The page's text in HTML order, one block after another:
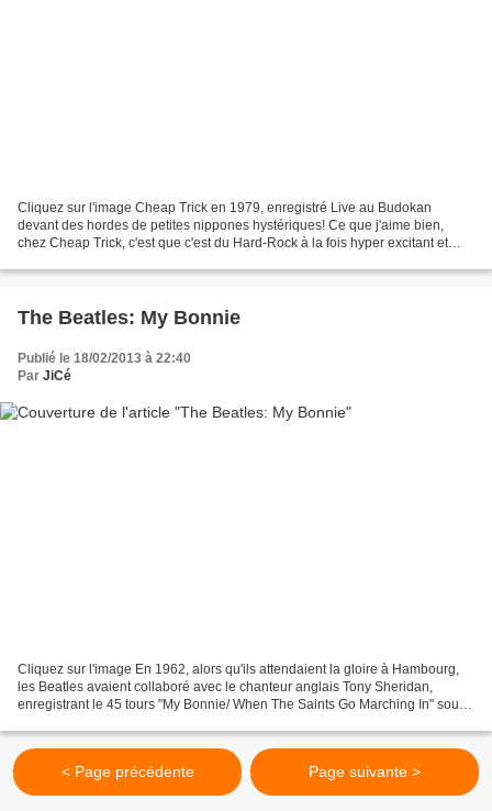
Cliquez sur l'image Cheap Trick en 1979, enregistré Live au Budokan
devant des hordes de petites nippones hystériques! Ce que j'aime bien,
chez Cheap Trick, c'est que c'est du Hard-Rock à la fois hyper excitant et
The Beatles: My Bonnie
Publié le 18/02/2013 à 22:40
Par JiCé
Cliquez sur l'image En 1962, alors qu'ils attendaient la gloire à Hambourg,
les Beatles avaient collaboré avec le chanteur anglais Tony Sheridan,
enregistrant le 45 tours "My Bonnie/ When The Saints Go Marching In" sous
< Page précédente Page suivante >